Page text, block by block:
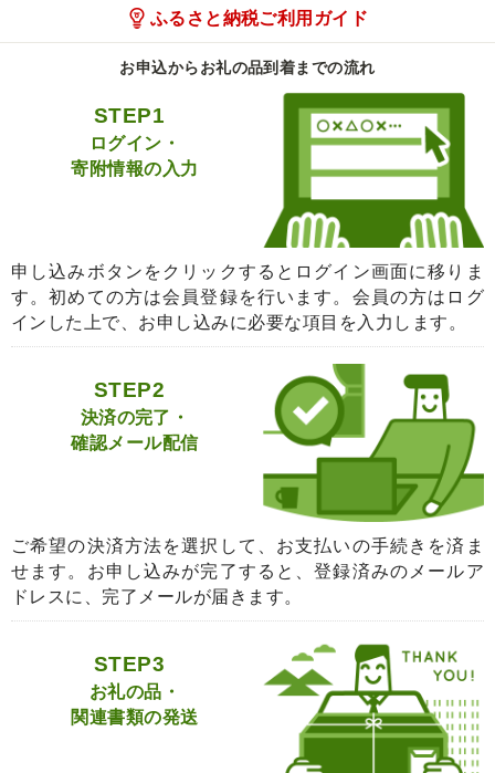
ふるさと納税ご利用ガイド
お申込からお礼の品到着までの流れ
STEP1
ログイン・
寄附情報の入力
申し込みボタンをクリックするとログイン画面に移りま
す。初めての方は会員登録を行います。会員の方はログ
インした上で、お申し込みに必要な項目を入力します。
STEP2
決済の完了・
確認メール配信
ご希望の決済方法を選択して、お支払いの手続きを済ま
せます。お申し込みが完了すると、登録済みのメールア
ドレスに、完了メールが届きます。
STEP3
お礼の品・
関連書類の発送